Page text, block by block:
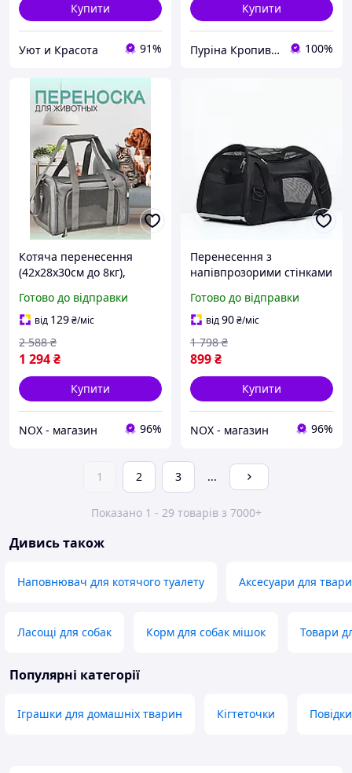
Купити
Уют и Красота 91%
Купити
Пуріна Кропивницький 100%
Котяча перенесення
(42x28x30см до 8кг),
подорожей з тваринами,
NOX
Готово до відправки
від 129₴/міс
1 294₴
2 588 ₴
Купити
NOX - магазин 96%
Перенесення з
напівпрозорими стінками
Товари для прогулянок та
подорожей з тваринами,
NOX
Готово до відправки
від90₴/міс
899₴
1 798 ₴
Купити
NOX - магазин 96%
1 2 3 ...
Показано 1 - 29 товарів з 7000+
Дивись також
Наповнювач для котячого туалету Аксесуари для
Ласощі для собак Корм для собак мішок Товари
Популярні категорії
Іграшки для домашніх тварин Кігтеточки